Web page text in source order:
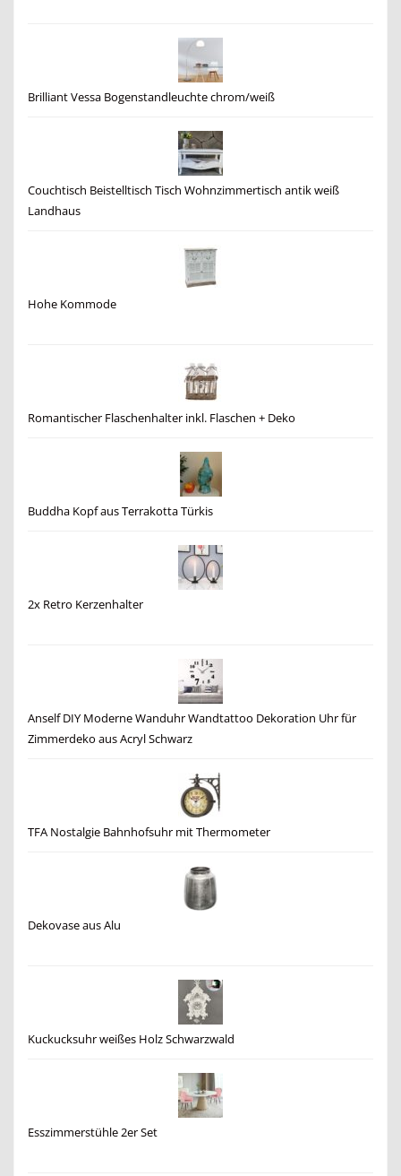
Brilliant Vessa Bogenstandleuchte chrom/weiß
Couchtisch Beistelltisch Tisch Wohnzimmertisch antik weiß
Landhaus
Hohe Kommode
Romantischer Flaschenhalter inkl. Flaschen + Deko
Buddha Kopf aus Terrakotta Türkis
2x Retro Kerzenhalter
Anself DIY Moderne Wanduhr Wandtattoo Dekoration Uhr für
Zimmerdeko aus Acryl Schwarz
TFA Nostalgie Bahnhofsuhr mit Thermometer
Dekovase aus Alu
Kuckucksuhr weißes Holz Schwarzwald
Esszimmerstühle 2er Set